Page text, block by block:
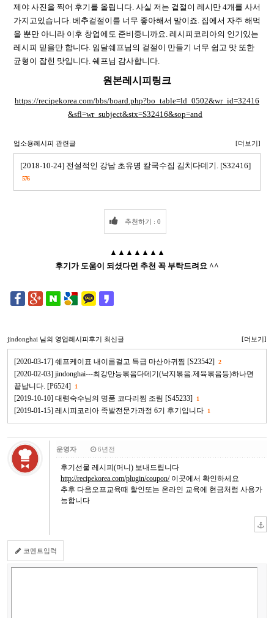
제야 사진을 찍어 후기를 올립니다. 사실 저는 겉절이 레시만 4개를 사서
가지고있습니다. 베추겉절이를 너무 좋아해서 말이죠. 집에서 자주 해먹
을 뿐만 아니라 이후 창업에도 준비중니까요. 레시피코리아의 인기있는
레시피 믿을만 합니다. 임달쉐프님의 겉절이 만들기 너무 쉽고 맛 또한
균형이 잡힌 맛입니다. 쉐프님 감사합니다.
원본레시피링크
https://recipekorea.com/bbs/board.php?bo_table=ld_0502&wr_id=32416
&sfl=wr_subject&stx=S32416&sop=and
업소용레시피 관련글 [더보기]
[2018-10-24] 전설적인 강남 초유명 칼국수집 김치다데기. [S32416]
576
추천하기 : 0
▲▲▲▲▲▲▲
후기가 도움이 되셨다면 추천 꼭 부탁드려요 ^^
jindonghai 님의 영업레시피후기 최신글 [더보기]
[2020-03-17] 쉐프케이표 내이름걸고 특급 마산아귀찜 [S23542] 2
[2020-02-03] jindonghai---최강만능볶음다데기(낙지볶음.제육볶음등)하나면
끝납니다. [P6524]
1
[2019-10-10] 대령숙수님의 명품 코다리찜 조림 [S45233] 1
[2019-01-15] 레시피코리아 족발전문가과정 6기 후기입니다 1
운영자 6년전
후기선물 레시피(머니) 보내드립니다
http://recipekorea.com/plugin/coupon/이곳에서 확인하세요
추후 다음오프교육때 할인또는 온라인 교육에 현금처럼 사용가
능합니다
코멘트입력